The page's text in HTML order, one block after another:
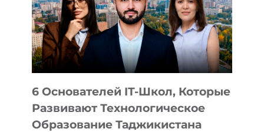
УСТРОЙСТВА
ОТ
OPENAI
6 Основателей IT-Школ, Которые
Развивают Технологическое
Образование Таджикистана